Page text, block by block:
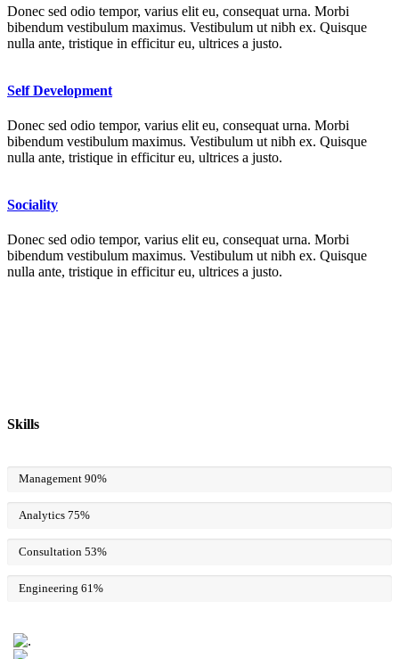
Donec sed odio tempor, varius elit eu, consequat urna. Morbi
bibendum vestibulum maximus. Vestibulum ut nibh ex. Quisque
nulla ante, tristique in efficitur eu, ultrices a justo.
Self Development
Donec sed odio tempor, varius elit eu, consequat urna. Morbi
bibendum vestibulum maximus. Vestibulum ut nibh ex. Quisque
nulla ante, tristique in efficitur eu, ultrices a justo.
Sociality
Donec sed odio tempor, varius elit eu, consequat urna. Morbi
bibendum vestibulum maximus. Vestibulum ut nibh ex. Quisque
nulla ante, tristique in efficitur eu, ultrices a justo.
Skills
Management90%
Analytics75%
Consultation53%
Engineering61%